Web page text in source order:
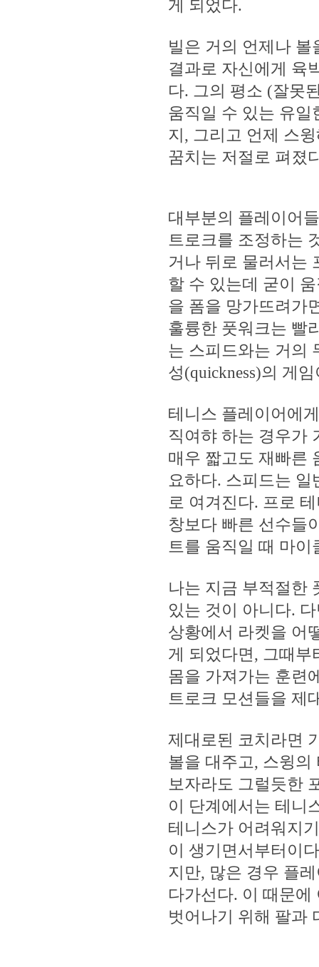
게 되었다.
빌은 거의 언제나
결과로 자신에게 육
다. 그의 평소 (잘못
움직일 수 있는 유일
지, 그리고 언제 스
꿈치는 저절로 펴졌
대부분의 플레이어
트로크를 조정하는
거나 뒤로 물러서는
할 수 있는데 굳이
을 폼을 망가뜨려가
훌륭한 풋워크는 빨
는 스피드와는 거의
성(quickness)의 게
테니스 플레이어에
직여햐 하는 경우가
매우 짧고도 재빠른
요하다. 스피드는
로 여겨진다. 프로
창보다 빠른 선수들
트를 움직일 때 마
나는 지금 부적절한
있는 것이 아니다.
상황에서 라켓을 어
게 되었다면, 그때
몸을 가져가는 훈련
트로크 모션들을 제
제대로된 코치라면
볼을 대주고, 스윙의
보자라도 그럴듯한
이 단계에서는 테니
테니스가 어려워지
이 생기면서부터이
지만, 많은 경우 플
다가선다. 이 때문
벗어나기 위해 팔과